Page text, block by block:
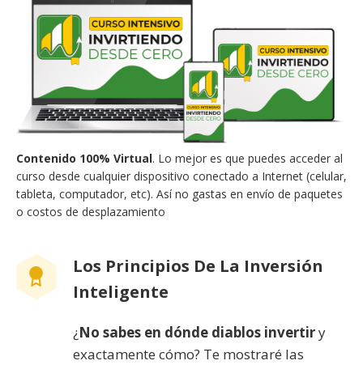
Contenido 100% Virtual. Lo mejor es que puedes acceder al
curso desde cualquier dispositivo conectado a Internet (celular,
tableta, computador, etc). Así no gastas en envío de paquetes
o costos de desplazamiento
Los Principios De La Inversión
Inteligente
¿No sabes en dónde diablos invertiry
exactamente cómo? Te mostraré las